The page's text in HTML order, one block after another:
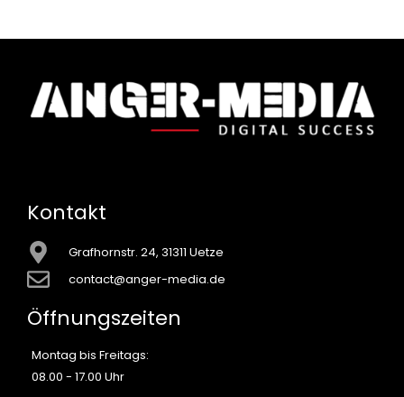
Kontakt
Grafhornstr. 24, 31311 Uetze
contact@anger-media.de
Öffnungszeiten
Montag bis Freitags:
08.00 - 17.00 Uhr